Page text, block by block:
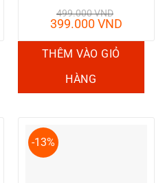
499.000VND
Giá
là:
499.000 VND.
399.000VND
THÊM VÀO GIỎ
HÀNG
-13%